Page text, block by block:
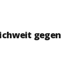
gegen